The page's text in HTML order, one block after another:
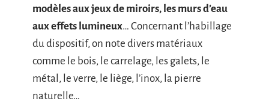
modèles aux jeux de miroirs, les murs d’eau
aux effets lumineux… Concernant l’habillage
du dispositif, on note divers matériaux
comme le bois, le carrelage, les galets, le
métal, le verre, le liège, l’inox, la pierre
naturelle…